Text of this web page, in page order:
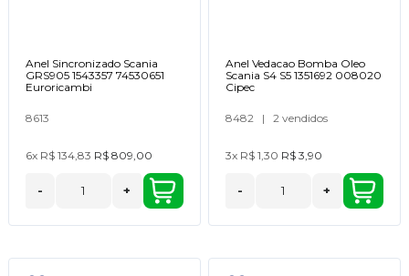
Anel Sincronizado Scania
GRS905 1543357 74530651
Euroricambi
8613
6x R$ 134,83 R$ 809,00
- +
Anel Vedacao Bomba Oleo
Scania S4 S5 1351692 008020
Cipec
8482 | 2 vendidos
3x R$ 1,30 R$ 3,90
- +